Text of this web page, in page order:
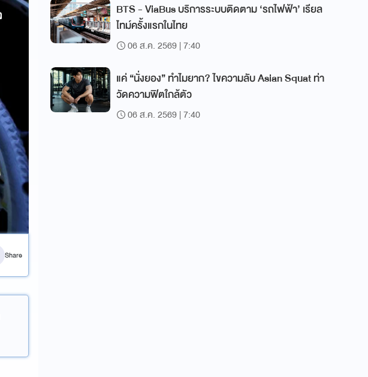
Share
BTS - ViaBus บริการระบบติดตาม ‘รถไฟฟ้า’ เรียล
ไทม์ครั้งแรกในไทย
06 ส.ค. 2569 | 7:40
แค่ “นั่งยอง” ทำไมยาก? ไขความลับ Asian Squat ท่า
วัดความฟิตใกล้ตัว
06 ส.ค. 2569 | 7:40